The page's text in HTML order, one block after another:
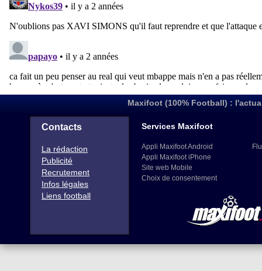
Maxifoot (100% Football) :
Contacts
La rédaction
Publicité
Recrutement
Infos légales
Liens football
Services Maxifoot
Appli Maxifoot Android
Appli Maxifoot iPhone
Site web Mobile
Choix de consentement